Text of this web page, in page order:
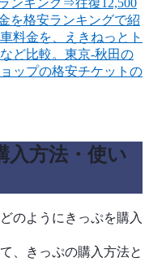
を格安ランキングで紹
料金を、えきねっとト
ど比較。東京-秋田の
ップの格安チケットの
入方法・使い
のようにきっぷを購入
、きっぷの購入方法と